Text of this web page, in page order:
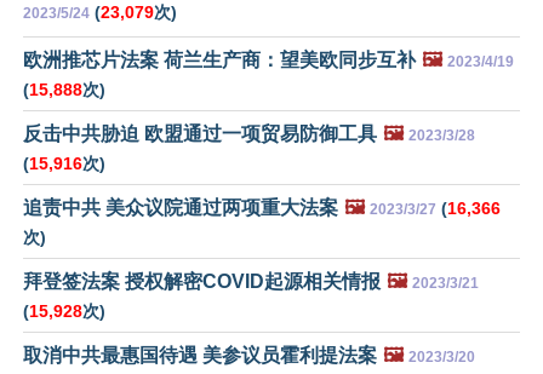
2023/5/24 (23,079次)
欧洲推芯片法案 荷兰生产商：望美欧同步互补 🖼️ 2023/4/19
(15,888次)
反击中共胁迫 欧盟通过一项贸易防御工具 🖼️ 2023/3/28
(15,916次)
追责中共 美众议院通过两项重大法案 🖼️ 2023/3/27 (16,366
次)
拜登签法案 授权解密COVID起源相关情报 🖼️ 2023/3/21
(15,928次)
取消中共最惠国待遇 美参议员霍利提法案 🖼️ 2023/3/20